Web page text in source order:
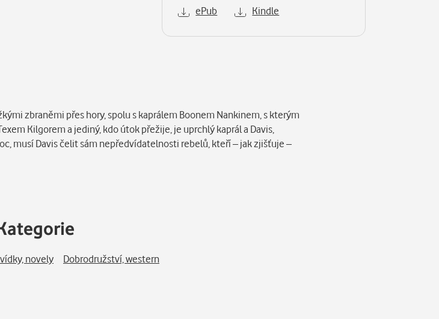
ePub Kindle
zbraněmi přes hory, spolu s kaprálem Boonem Nankinem, s kterým
Kilgorem a jediný, kdo útok přežije, je uprchlý kaprál a Davis,
musí Davis čelit sám nepředvídatelnosti rebelů, kteří – jak zjišťuje –
novely Dobrodružství, western